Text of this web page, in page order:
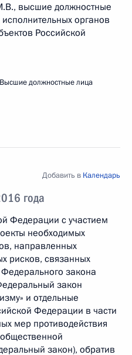
высшие должностные
органов
Российской
Высшие должностные лица
года
Добавить в Календарь
Федерации с участием
необходимых
направленных
рисков, связанных
закона
закон
и отдельные
Федерации в части
мер противодействия
закон), обратив